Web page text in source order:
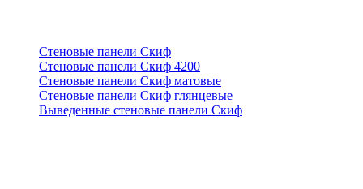
Стеновые панели Скиф
Стеновые панели Скиф 4200
Стеновые панели Скиф матовые
Стеновые панели Скиф глянцевые
Выведенные стеновые панели Скиф